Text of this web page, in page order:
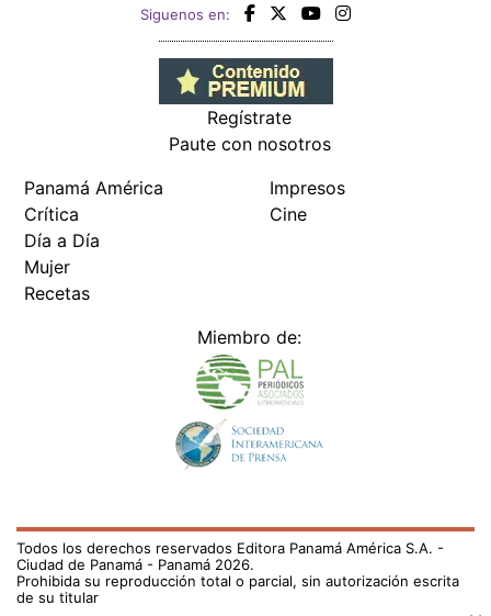
Siguenos en:
Regístrate
Paute con nosotros
Panamá América
Crítica
Día a Día
Mujer
Recetas
Impresos
Cine
Miembro de:
Todos los derechos reservados Editora Panamá América S.A. -
Ciudad de Panamá - Panamá 2026.
Prohibida su reproducción total o parcial, sin autorización escrita
de su titular